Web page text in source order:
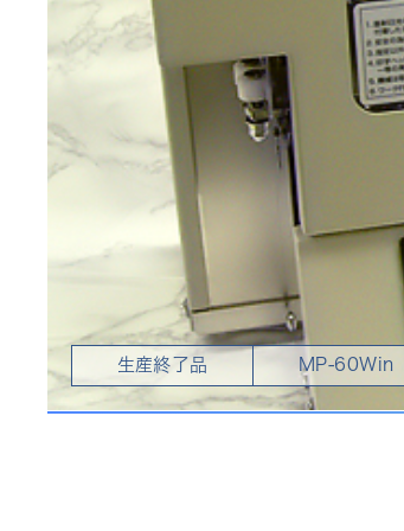
生産終了品 MP-60Win